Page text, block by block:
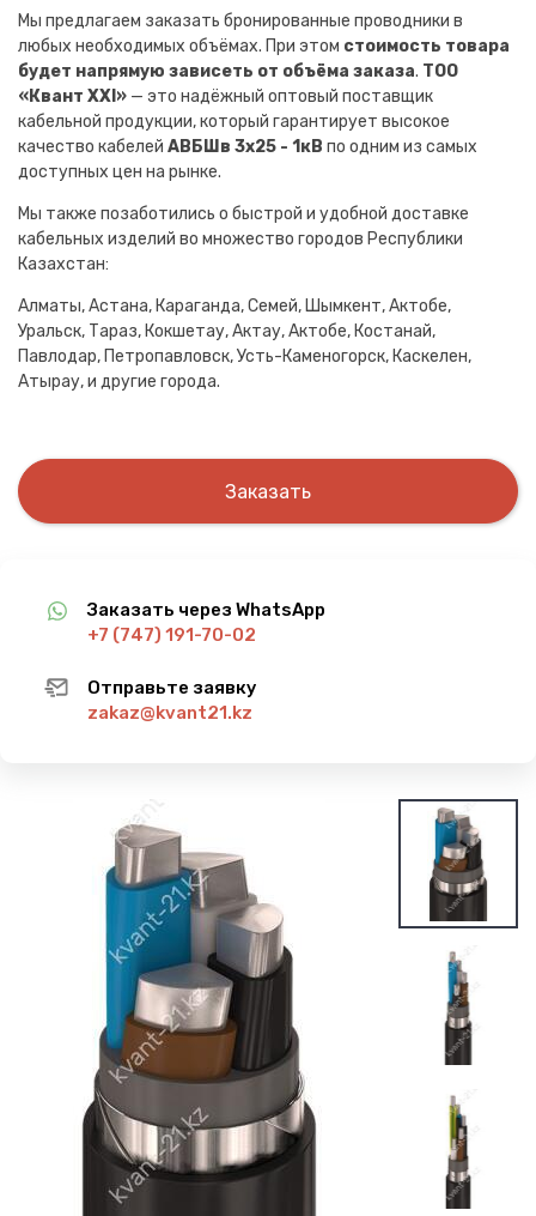
Мы предлагаем заказать бронированные проводники в
любых необходимых объёмах. При этом стоимость товара
будет напрямую зависеть от объёма заказа. ТОО
«Квант XXI» — это надёжный оптовый поставщик
кабельной продукции, который гарантирует высокое
качество кабелей АВБШв 3х25 - 1кВ по одним из самых
доступных цен на рынке.
Мы также позаботились о быстрой и удобной доставке
кабельных изделий во множество городов Республики
Казахстан:
Алматы, Астана, Караганда, Семей, Шымкент, Актобе,
Уральск, Тараз, Кокшетау, Актау, Актобе, Костанай,
Павлодар, Петропавловск, Усть-Каменогорск, Каскелен,
Атырау, и другие города.
Заказать
Заказать через WhatsApp
+7 (747) 191-70-02
Отправьте заявку
zakaz@kvant21.kz